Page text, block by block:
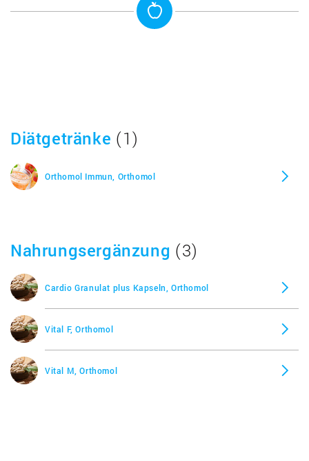
Diätgetränke (1)
Orthomol Immun, Orthomol
Nahrungsergänzung (3)
Cardio Granulat plus Kapseln, Orthomol
Vital F, Orthomol
Vital M, Orthomol